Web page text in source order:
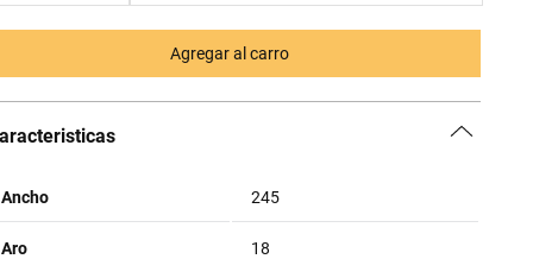
Agregar al carro
Ancho 245
Aro 18